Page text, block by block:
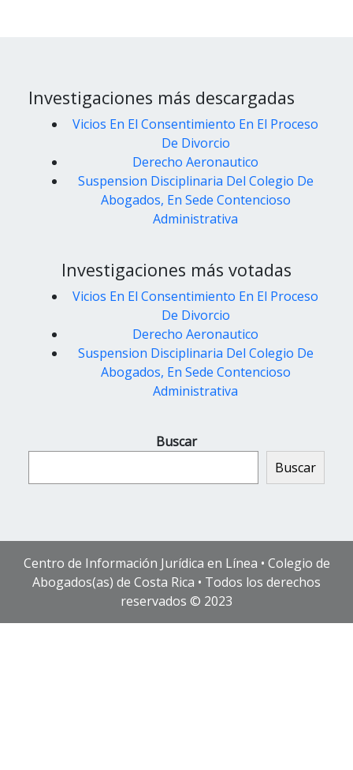
Investigaciones más descargadas
Vicios En El Consentimiento En El Proceso
De Divorcio
Derecho Aeronautico
Suspension Disciplinaria Del Colegio De
Abogados, En Sede Contencioso
Administrativa
Investigaciones más votadas
Vicios En El Consentimiento En El Proceso
De Divorcio
Derecho Aeronautico
Suspension Disciplinaria Del Colegio De
Abogados, En Sede Contencioso
Administrativa
Buscar
Buscar
Centro de Información Jurídica en Línea • Colegio de
Abogados(as) de Costa Rica • Todos los derechos
reservados © 2023